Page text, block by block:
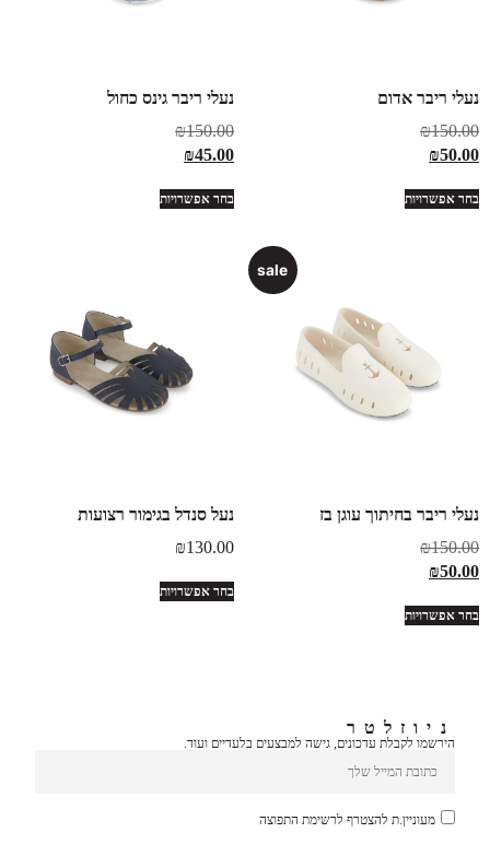
נעלי ריבר אדום
₪150.00
₪50.00
בחר אפשרויות
נעלי ריבר גינס כחול
₪150.00
₪45.00
בחר אפשרויות
sale
נעלי ריבר בחיתוך עוגן בז
₪150.00
₪50.00
בחר אפשרויות
נעל סנדל בגימור רצועות
₪130.00
בחר אפשרויות
ניוזלטר
הירשמו לקבלת עדכונים, גישה למבצעים בלעדיים ועוד.
מעוניין.ת להצטרף לרשימת התפוצה